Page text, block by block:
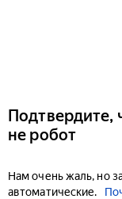
Подтвердите,
не робот
Нам очень жаль, но
автоматические.